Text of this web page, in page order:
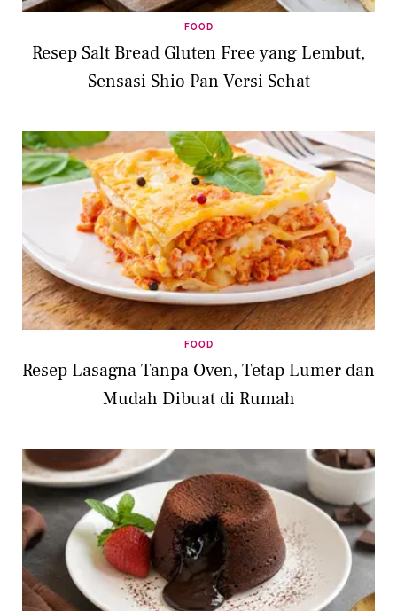
FOOD
Resep Salt Bread Gluten Free yang Lembut,
Sensasi Shio Pan Versi Sehat
FOOD
Resep Lasagna Tanpa Oven, Tetap Lumer dan
Mudah Dibuat di Rumah